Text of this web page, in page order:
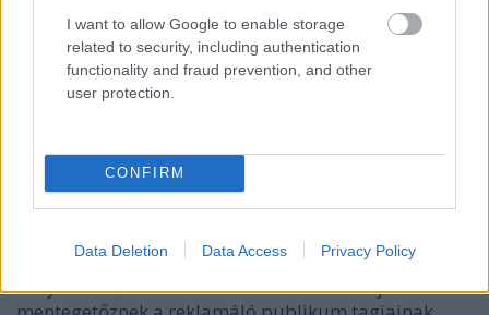
I want to allow Google to enable storage
related to security, including authentication
functionality and fraud prevention, and other
user protection.
CONFIRM
Data Deletion Data Access Privacy Policy
Ledarálnakeltűntem
(fotó: Varga Imre)
Bodó Viktor nem is annyira a "Ledarálnak, eltűntem"
című előadás közben, hanem inkább előtte igyekszik
ledarálni a nézőket. Ácsorogtat minket a rettentő
mínuszokban a Kamra bejárata előtt, jelentős
késéssel kezdi az előadást. Magyarázkodásra
kényszerülő színháziak húzzák kicsit a szájukat és